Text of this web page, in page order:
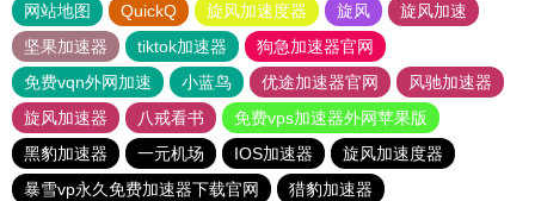
网站地图 QuickQ 旋风加速度器 旋风
旋风加速
坚果加速器
tiktok加速器
狗急加速器官网
免费vqn外网加速
小蓝鸟 优途加速器官网
风驰加速器
旋风加速器
八戒看书
免费vps加速器外网苹果版
黑豹加速器
一元机场 IOS加速器
旋风加速度器
暴雪vp永久免费加速器下载官网
猎豹加速器